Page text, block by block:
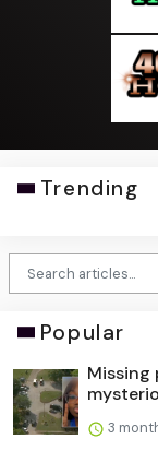
Trending
Popular
Missing
3